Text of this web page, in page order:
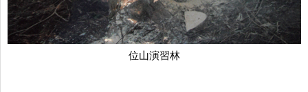
位山演習林